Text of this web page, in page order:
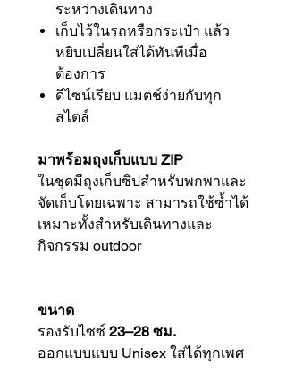
ระหว่างเดินทาง
เก็บไว้ในรถหรือกระเป๋า แล้ว
หยิบเปลี่ยนใส่ได้ทันทีเมื่อ
ต้องการ
ดีไซน์เรียบ แมตช์ง่ายกับทุก
สไตล์
มาพร้อมถุงเก็บแบบ ZIP
ในชุดมีถุงเก็บซิปสำหรับพกพาและ
จัดเก็บโดยเฉพาะ สามารถใช้ซ้ำได้
เหมาะทั้งสำหรับเดินทางและ
กิจกรรม outdoor
ขนาด
รองรับไซซ์ 23–28 ซม.
ออกแบบแบบ Unisex ใส่ได้ทุกเพศ